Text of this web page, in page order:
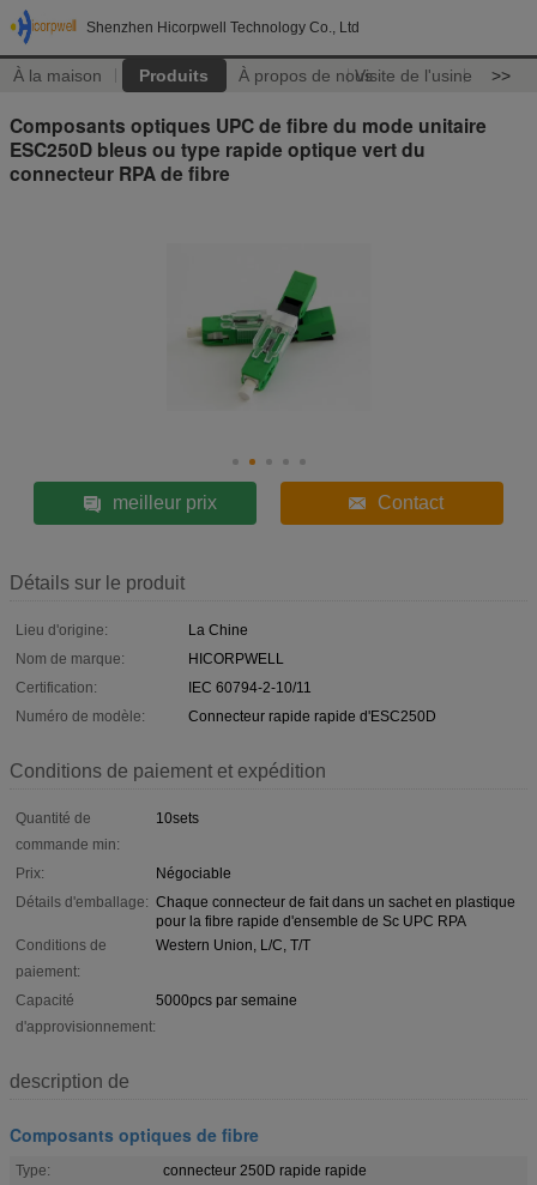
Shenzhen Hicorpwell Technology Co., Ltd
À la maison Produits À propos de nousVisite de l'usine >>
Composants optiques UPC de fibre du mode unitaire
ESC250D bleus ou type rapide optique vert du
connecteur RPA de fibre
meilleur prix Contact
Détails sur le produit
Lieu d'origine:
La Chine
Nom de marque:
HICORPWELL
Certification:
IEC 60794-2-10/11
Numéro de modèle:
Connecteur rapide rapide d'ESC250D
Conditions de paiement et expédition
Quantité de
commande min:
10sets
Prix:
Négociable
Détails d'emballage: Chaque connecteur de fait dans un sachet en plastique
pour la fibre rapide d'ensemble de Sc UPC RPA
Conditions de
paiement:
Western Union, L/C, T/T
Capacité
d'approvisionnement:
5000pcs par semaine
description de
Composants optiques de fibre
Type:
connecteur 250D rapide rapide